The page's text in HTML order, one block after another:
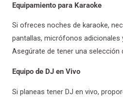
Equipamiento para Karaoke
Si ofreces noches de karaoke,
pantallas, micrófonos adicionales
Asegúrate de tener una selección
Equipo de DJ en Vivo
Si planeas tener DJ en vivo,